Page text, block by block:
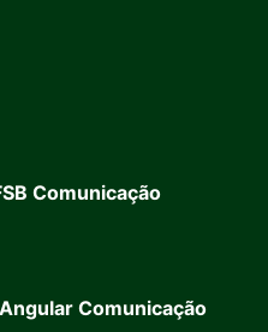
Comunicação
Comunicação